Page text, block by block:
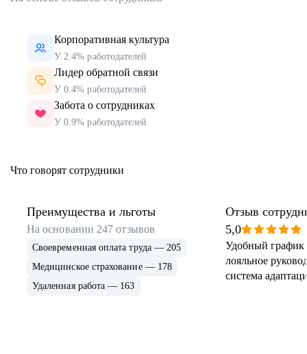
Корпоративная культура
У 2.4% работодателей
Лидер обратной связи
У 0.4% работодателей
Забота о сотрудниках
У 0.9% работодателей
Что говорят сотрудники
Преимущества и льготы
На основании 247 отзывов
Своевременная оплата труда — 205
Медицинское страхование — 178
Удаленная работа — 163
Отзыв
5,0
Удобный график
лояльное
система